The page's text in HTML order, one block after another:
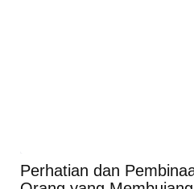
Perhatian dan